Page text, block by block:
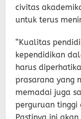
civitas
untuk terus
“Kualitas
kependidikan
harus
prasarana yang
memadai juga
perguruan